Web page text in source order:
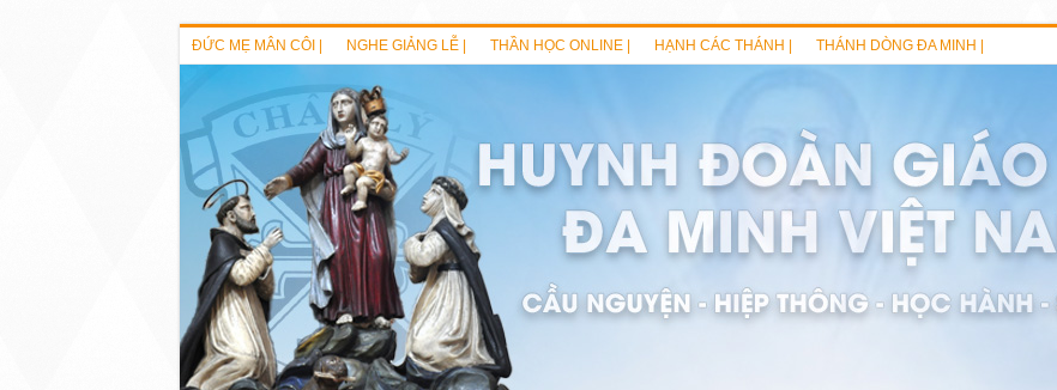
ĐỨC MẸ MÂN CÔI | NGHE GIẢNG LỄ | THẦN HỌC ONLINE | HẠNH CÁC THÁNH | THÁNH DÒNG ĐA MINH |